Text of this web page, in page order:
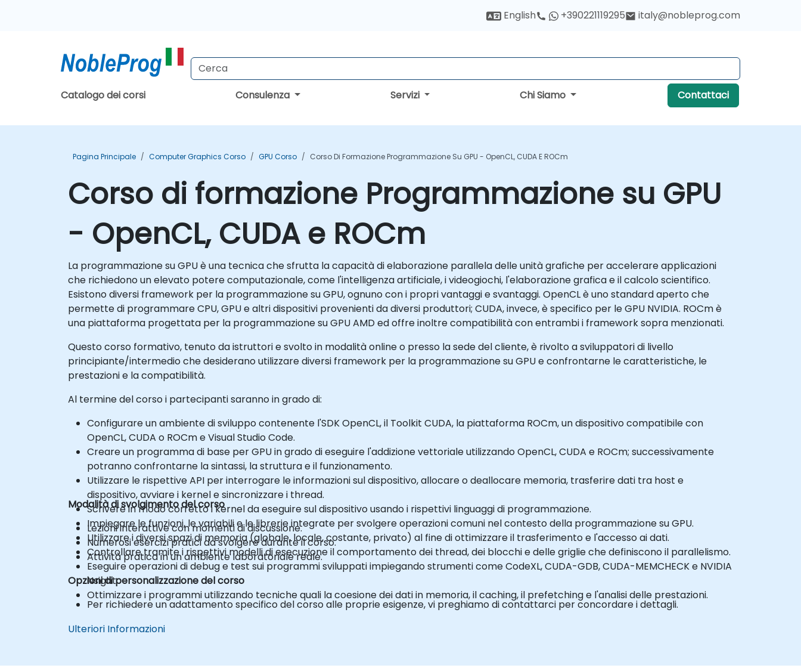
English +390221119295 italy@nobleprog.com
Catalogo dei corsi Consulenza Servizi Chi Siamo Contattaci
Pagina Principale Computer Graphics Corso GPU Corso Corso Di Formazione Programmazione Su GPU - OpenCL, CUDA E ROCm
Corso di formazione Programmazione su GPU
- OpenCL, CUDA e ROCm
La programmazione su GPU è una tecnica che sfrutta la capacità di elaborazione parallela delle unità grafiche per accelerare applicazioni
che richiedono un elevato potere computazionale, come l'intelligenza artificiale, i videogiochi, l'elaborazione grafica e il calcolo scientifico.
Esistono diversi framework per la programmazione su GPU, ognuno con i propri vantaggi e svantaggi. OpenCL è uno standard aperto che
permette di programmare CPU, GPU e altri dispositivi provenienti da diversi produttori; CUDA, invece, è specifico per le GPU NVIDIA. ROCm è
una piattaforma progettata per la programmazione su GPU AMD ed offre inoltre compatibilità con entrambi i framework sopra menzionati.
Questo corso formativo, tenuto da istruttori e svolto in modalità online o presso la sede del cliente, è rivolto a sviluppatori di livello
principiante/intermedio che desiderano utilizzare diversi framework per la programmazione su GPU e confrontarne le caratteristiche, le
prestazioni e la compatibilità.
Al termine del corso i partecipanti saranno in grado di:
Configurare un ambiente di sviluppo contenente l'SDK OpenCL, il Toolkit CUDA, la piattaforma ROCm, un dispositivo compatibile con
OpenCL, CUDA o ROCm e Visual Studio Code.
Creare un programma di base per GPU in grado di eseguire l'addizione vettoriale utilizzando OpenCL, CUDA e ROCm; successivamente
potranno confrontarne la sintassi, la struttura e il funzionamento.
Utilizzare le rispettive API per interrogare le informazioni sul dispositivo, allocare o deallocare memoria, trasferire dati tra host e
dispositivo, avviare i kernel e sincronizzare i thread.
Scrivere in modo corretto i kernel da eseguire sul dispositivo usando i rispettivi linguaggi di programmazione.
Impiegare le funzioni, le variabili e le librerie integrate per svolgere operazioni comuni nel contesto della programmazione su GPU.
Utilizzare i diversi spazi di memoria (globale, locale, costante, privato) al fine di ottimizzare il trasferimento e l'accesso ai dati.
Controllare tramite i rispettivi modelli di esecuzione il comportamento dei thread, dei blocchi e delle griglie che definiscono il parallelismo.
Eseguire operazioni di debug e test sui programmi sviluppati impiegando strumenti come CodeXL, CUDA-GDB, CUDA-MEMCHECK e NVIDIA
Nsight.
Ottimizzare i programmi utilizzando tecniche quali la coesione dei dati in memoria, il caching, il prefetching e l'analisi delle prestazioni.
Modalità di svolgimento del corso
Lezioni interattive con momenti di discussione.
Numerosi esercizi pratici da svolgere durante il corso.
Attività pratica in un ambiente laboratoriale reale.
Opzioni di personalizzazione del corso
Per richiedere un adattamento specifico del corso alle proprie esigenze, vi preghiamo di contattarci per concordare i dettagli.
Ulteriori Informazioni